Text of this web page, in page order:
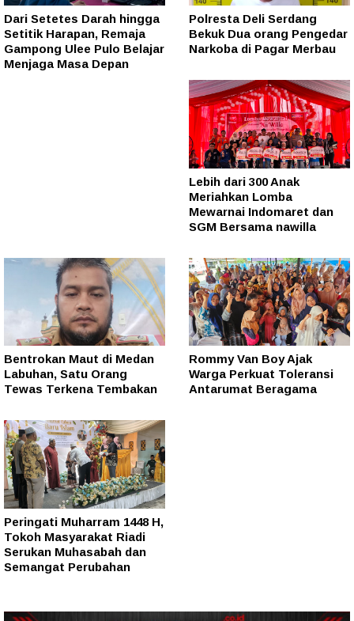
Dari Setetes Darah hingga
Setitik Harapan, Remaja
Gampong Ulee Pulo Belajar
Menjaga Masa Depan
Polresta Deli Serdang
Bekuk Dua orang Pengedar
Narkoba di Pagar Merbau
Lebih dari 300 Anak
Meriahkan Lomba
Mewarnai Indomaret dan
SGM Bersama nawilla
Bentrokan Maut di Medan
Labuhan, Satu Orang
Tewas Terkena Tembakan
Rommy Van Boy Ajak
Warga Perkuat Toleransi
Antarumat Beragama
Peringati Muharram 1448 H,
Tokoh Masyarakat Riadi
Serukan Muhasabah dan
Semangat Perubahan